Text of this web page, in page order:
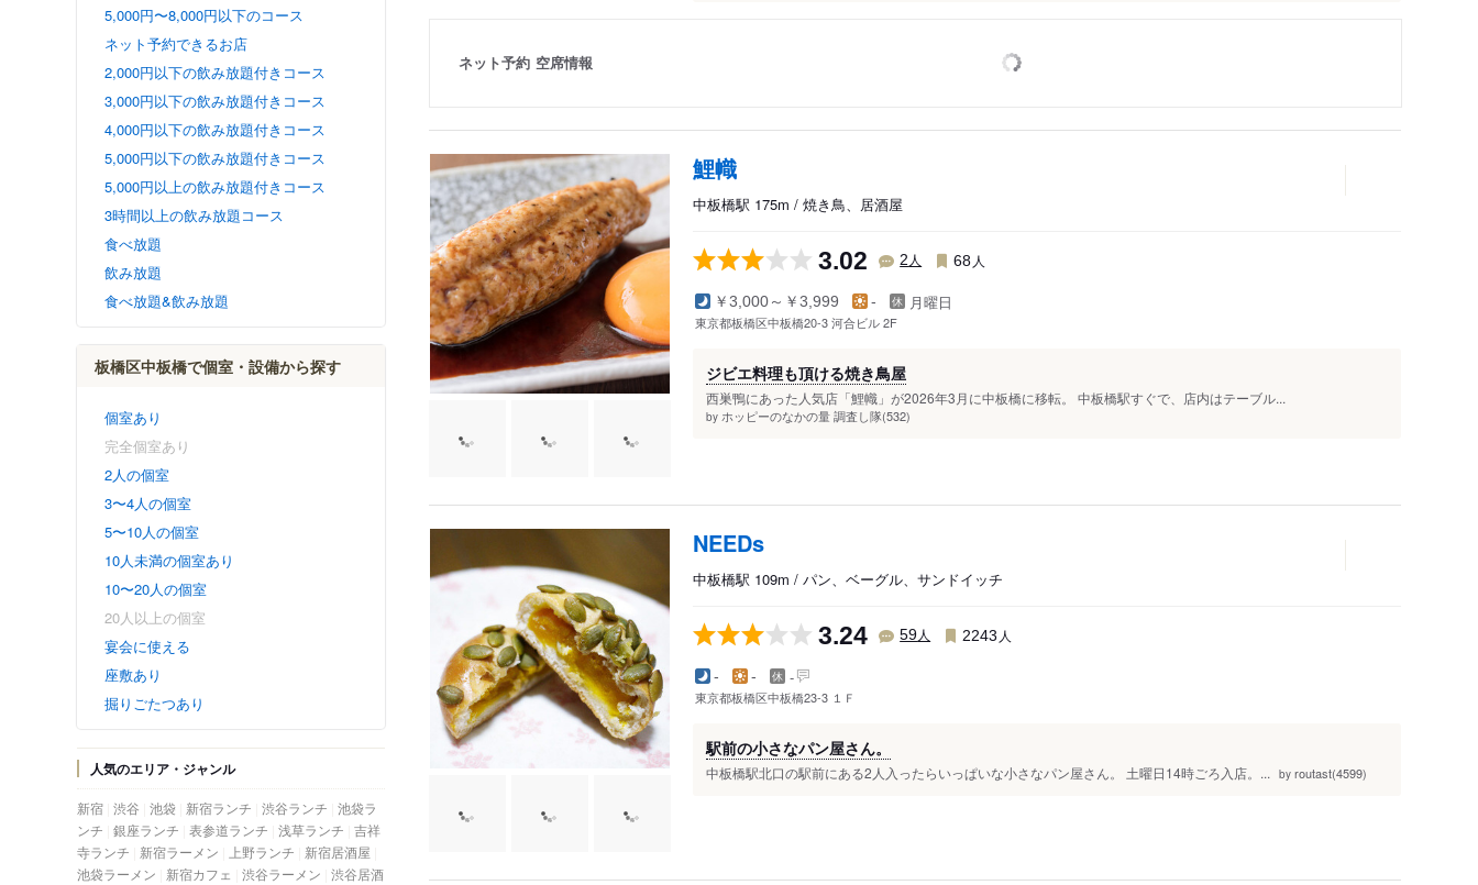
5,000円〜8,000円以下のコース
ネット予約できるお店
2,000円以下の飲み放題付きコース
3,000円以下の飲み放題付きコース
4,000円以下の飲み放題付きコース
5,000円以下の飲み放題付きコース
5,000円以上の飲み放題付きコース
3時間以上の飲み放題コース
食べ放題
飲み放題
食べ放題&飲み放題
板橋区中板橋で個室・設備から探す
個室あり
完全個室あり
2人の個室
3〜4人の個室
5〜10人の個室
10人未満の個室あり
10〜20人の個室
20人以上の個室
宴会に使える
座敷あり
掘りごたつあり
人気のエリア・ジャンル
新宿 渋谷 池袋 新宿ランチ 渋谷ランチ 池袋ラ
ンチ 銀座ランチ 表参道ランチ 浅草ランチ 吉祥
寺ランチ
新宿ラーメン 上野ランチ
新宿居酒屋
池袋ラーメン
新宿カフェ 渋谷ラーメン 渋谷居酒
ネット予約 空席情報
鯉幟
中板橋駅 175m / 焼き鳥、居酒屋
3.02 2 人 68 人
￥3,000～￥3,999 - 月曜日
東京都板橋区中板橋20-3 河合ビル 2F
ジビエ料理も頂ける焼き鳥屋
西巣鴨にあった人気店「鯉幟」が2026年3月に中板橋に移転。 中板橋駅すぐで、店内はテーブル...
by ホッピーのなかの量 調査し隊(532)
NEEDs
中板橋駅 109m / パン、ベーグル、サンドイッチ
3.24 59人 2243 人
- - -
東京都板橋区中板橋23-3 １Ｆ
駅前の小さなパン屋さん。
中板橋駅北口の駅前にある2人入ったらいっぱいな小さなパン屋さん。 土曜日14時ごろ入店。... by routast(4599)